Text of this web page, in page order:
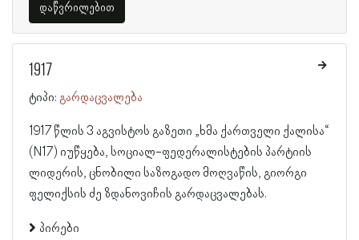
დაწვრილებით
1917
ტიპი: გარდაცვალება
1917 წლის 3 აგვისტოს გაზეთი „ხმა ქართველი ქალისა“
(N17) იუწყება, სოციალ-ფედერალისტების პარტიის
ლიდერის, ცნობილი საზოგადო მოღვაწის, გიორგი
ფელიქსის ძე ზდანოვიჩის გარდაცვალებას.
პირები